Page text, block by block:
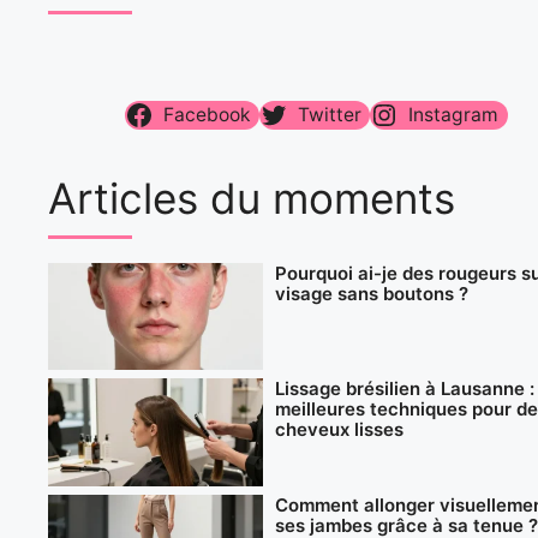
Facebook Twitter Instagram
Articles du moments
Pourquoi ai-je des rougeurs
visage sans boutons ?
Lissage brésilien à Lausanne
meilleures techniques pour
cheveux lisses
Comment allonger
ses jambes grâce à sa tenue ?